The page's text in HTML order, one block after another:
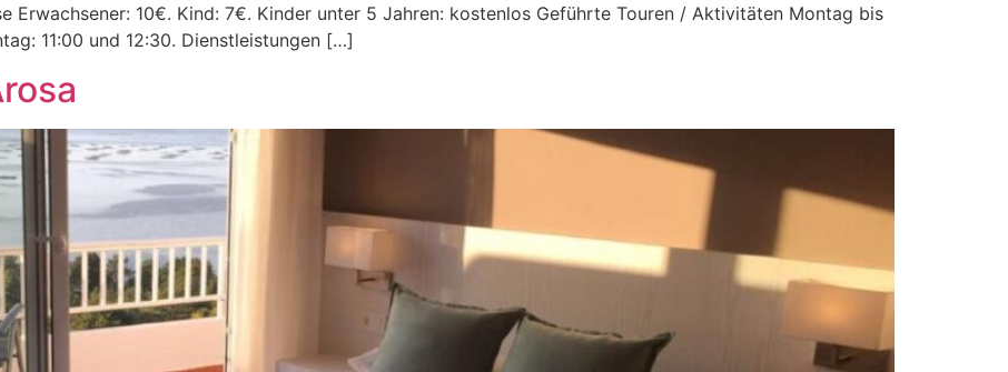
Erwachsener: 10€. Kind: 7€. Kinder unter 5 Jahren: kostenlos Geführte Touren / Aktivitäten Montag bis
11:00 und 12:30. Dienstleistungen […]